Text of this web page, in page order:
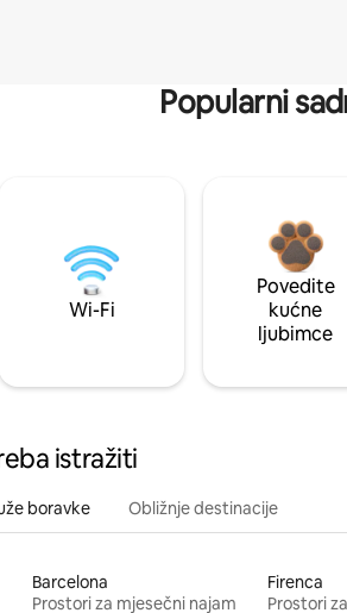
Popularni
Wi-Fi
Povedite
kućne
ljubimce
istražiti
boravke Obližnje destinacije
Barcelona
Prostori za mjesečni najam
Firenca
Prostori